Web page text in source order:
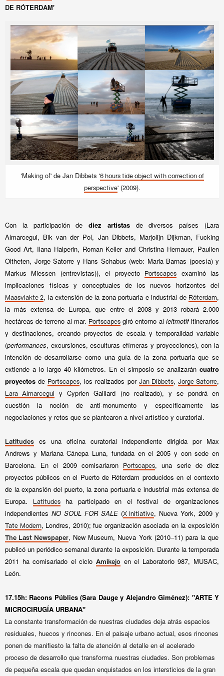
DE RÓTERDAM'
'Making of' de Jan Dibbets '6 hours tide object with correction of
perspective' (2009).
Con la participación dediez artistasde diversos países (Lara
Almarcegui, Bik van der Pol, Jan Dibbets, Marjolijn Dijkman, Fucking
Good Art, Ilana Halperin, Roman Keller and Christina Hemauer, Paulien
Oltheten, Jorge Satorre y Hans Schabus (web: Maria Barnas (poesía) y
Markus Miessen (entrevistas)), el proyecto
Portscapes
examinó las
implicaciones físicas y conceptuales de los nuevos horizontes del
Maasvlakte 2, la extensión de la zona portuaria e industrial de Róterdam,
la más extensa de Europa, que entre el 2008 y 2013 robará 2.000
hectáreas de terreno al mar. Portscapes giró entorno al leitmotifitinerarios
y destinaciones, creando proyectos de escala y temporalidad variable
(performances, excursiones, esculturas efímeras y proyecciones), con la
intención de desarrollarse como una guía de la zona portuaria que se
extiende a lo largo 40 kilómetros. En el simposio se analizarán cuatro
proyectos de Portscapes, los realizados por Jan Dibbets, Jorge Satorre,
Lara Almarcegui
y Cyprien Gaillard (no realizado), y se pondrá en
cuestión la noción de anti-monumento y específicamente las
negociaciones y retos que se plantearon a nivel artístico y curatorial.
Latitudes
es una oficina curatorial independiente dirigida por Max
Andrews y Mariana Cánepa Luna, fundada en el 2005 y con sede en
Barcelona. En el 2009 comisariaron
Portscapes, una serie de diez
proyectos públicos en el Puerto de Róterdam producidos en el contexto
de la expansión del puerto, la zona portuaria e industrial más extensa de
Europa.
Latitudesha participado en el festival de organizaciones
independientes NO SOUL FOR SALE(X Initiative, Nueva York, 2009 y
Tate Modern, Londres, 2010); fue organización asociada en la exposición
The Last Newspaper, New Museum, Nueva York (2010–11) para la que
publicó un periódico semanal durante la exposición. Durante la temporada
2011 ha comisariado el ciclo Amikejo en el Laboratorio 987, MUSAC,
León.
17.15h: Racons Públics (Sara Dauge y Alejandro Giménez): "ARTE Y
MICROCIRUGÍA URBANA"
La constante transformación de nuestras ciudades deja atrás espacios
residuales, huecos y rincones. En el paisaje urbano actual, esos rincones
ponen de manifiesto la falta de atención al detalle en el acelerado
proceso de desarrollo que transforma nuestras ciudades. Son problemas
de pequeña escala que quedan enquistados en los intersticios de la gran